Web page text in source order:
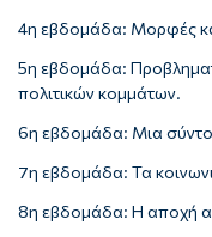
4η εβδομάδα: Μορφές
5η εβδομάδα:
πολιτικών κομμάτων.
6η εβδομάδα: Μια
7η εβδομάδα: Τα
8η εβδομάδα: Η αποχή